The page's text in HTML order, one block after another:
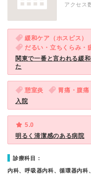
アクセス
緩和ケア（ホスピス）
だるい・立ちくらみ・
関東で一番と言われる緩
た
憩室炎 胃痛・腹
入院
5.0
明るく清潔感のある病院
診療科目：
内科、呼吸器内科、循環器内